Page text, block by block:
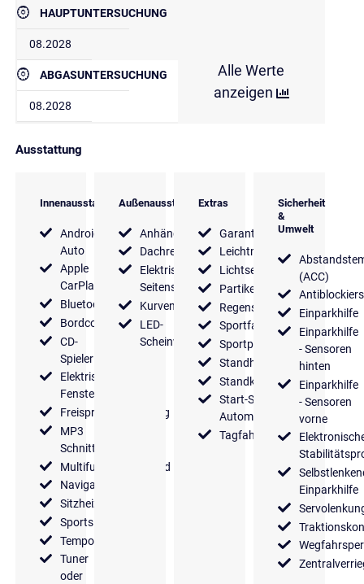
HAUPTUNTERSUCHUNG
08.2028
ABGASUNTERSUCHUNG
08.2028
Alle Werte
anzeigen
Ausstattung
Innenausstattung
Android
Auto
Apple
CarPlay
Bluetooth
Bordcomputer
CD-
Spieler
Elektrische
Fensterheber
Freisprecheinrichtung
MP3
Schnittstelle
Multifunktionslenkrad
Navigationssystem
Sitzheizung
Sportsitze
Tempomat
Tuner
oder
Außenausstattung
Anhängerkupplung
Dachreling
Elektrische
Seitenspiegel
Kurvenlicht
LED-
Scheinwerfer
Extras
Garantie
Leichtmetallfelgen
Lichtsensor
Partikelfilter
Regensensor
Sportfahrwerk
Sportpaket
Standheizung
Standklimaanlage
Start-Stop
Automatik
Tagfahrlicht
Sicherheit
&
Umwelt
(ACC)
Einparkhilfe
Einparkhilfe
- Sensoren
hinten
Einparkhilfe
- Sensoren
vorne
Einparkhilfe